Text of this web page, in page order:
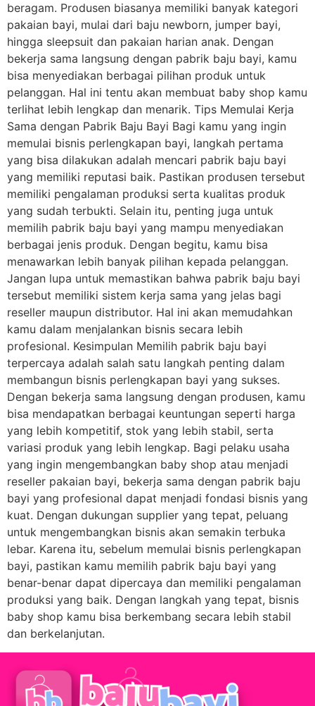
beragam. Produsen biasanya memiliki banyak kategori
pakaian bayi, mulai dari baju newborn, jumper bayi,
hingga sleepsuit dan pakaian harian anak. Dengan
bekerja sama langsung dengan pabrik baju bayi, kamu
bisa menyediakan berbagai pilihan produk untuk
pelanggan. Hal ini tentu akan membuat baby shop kamu
terlihat lebih lengkap dan menarik. Tips Memulai Kerja
Sama dengan Pabrik Baju Bayi Bagi kamu yang ingin
memulai bisnis perlengkapan bayi, langkah pertama
yang bisa dilakukan adalah mencari pabrik baju bayi
yang memiliki reputasi baik. Pastikan produsen tersebut
memiliki pengalaman produksi serta kualitas produk
yang sudah terbukti. Selain itu, penting juga untuk
memilih pabrik baju bayi yang mampu menyediakan
berbagai jenis produk. Dengan begitu, kamu bisa
menawarkan lebih banyak pilihan kepada pelanggan.
Jangan lupa untuk memastikan bahwa pabrik baju bayi
tersebut memiliki sistem kerja sama yang jelas bagi
reseller maupun distributor. Hal ini akan memudahkan
kamu dalam menjalankan bisnis secara lebih
profesional. Kesimpulan Memilih pabrik baju bayi
terpercaya adalah salah satu langkah penting dalam
membangun bisnis perlengkapan bayi yang sukses.
Dengan bekerja sama langsung dengan produsen, kamu
bisa mendapatkan berbagai keuntungan seperti harga
yang lebih kompetitif, stok yang lebih stabil, serta
variasi produk yang lebih lengkap. Bagi pelaku usaha
yang ingin mengembangkan baby shop atau menjadi
reseller pakaian bayi, bekerja sama dengan pabrik baju
bayi yang profesional dapat menjadi fondasi bisnis yang
kuat. Dengan dukungan supplier yang tepat, peluang
untuk mengembangkan bisnis akan semakin terbuka
lebar. Karena itu, sebelum memulai bisnis perlengkapan
bayi, pastikan kamu memilih pabrik baju bayi yang
benar-benar dapat dipercaya dan memiliki pengalaman
produksi yang baik. Dengan langkah yang tepat, bisnis
baby shop kamu bisa berkembang secara lebih stabil
dan berkelanjutan.